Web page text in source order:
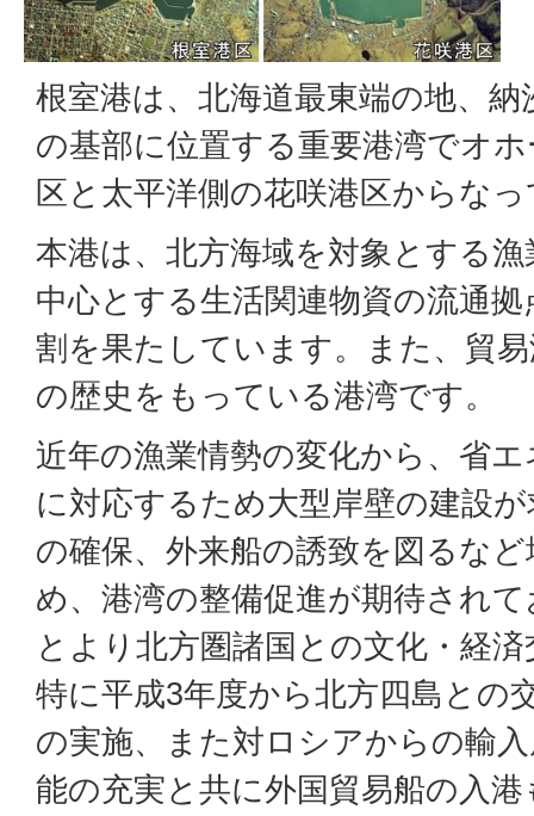
根室港は、北海道最東端の地、
の基部に位置する重要港湾でオ
区と太平洋側の花咲港区からな
本港は、北方海域を対象とする
中心とする生活関連物資の流通
割を果たしています。また、貿
の歴史をもっている港湾です。
近年の漁業情勢の変化から、省
に対応するため大型岸壁の建設
の確保、外来船の誘致を図るな
め、港湾の整備促進が期待され
とより北方圏諸国との文化・経
特に平成3年度から北方四島との
の実施、また対ロシアからの輸
能の充実と共に外国貿易船の入